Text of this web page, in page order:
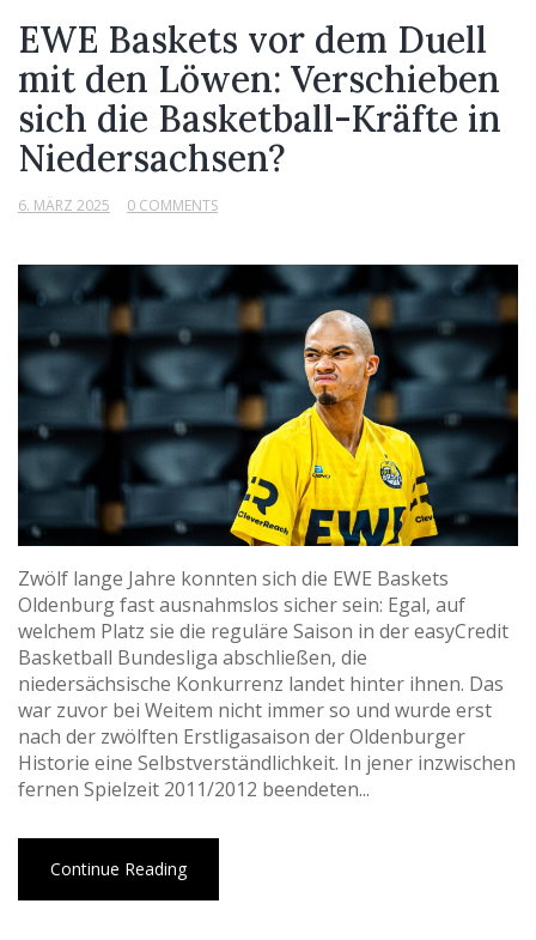
EWE Baskets vor dem Duell
mit den Löwen: Verschieben
sich die Basketball-Kräfte in
Niedersachsen?
6. MÄRZ 2025 0 COMMENTS
Zwölf lange Jahre konnten sich die EWE Baskets
Oldenburg fast ausnahmslos sicher sein: Egal, auf
welchem Platz sie die reguläre Saison in der easyCredit
Basketball Bundesliga abschließen, die
niedersächsische Konkurrenz landet hinter ihnen. Das
war zuvor bei Weitem nicht immer so und wurde erst
nach der zwölften Erstligasaison der Oldenburger
Historie eine Selbstverständlichkeit. In jener inzwischen
fernen Spielzeit 2011/2012 beendeten...
Continue Reading